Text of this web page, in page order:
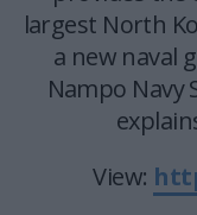
largest North
a new naval
Nampo Navy
View: